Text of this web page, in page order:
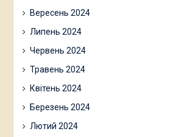
Вересень 2024
Липень 2024
Червень 2024
Травень 2024
Квітень 2024
Березень 2024
Лютий 2024